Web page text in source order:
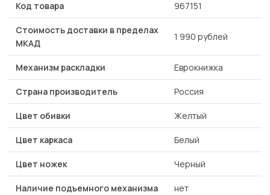
Код товара 967151
Стоимость доставки в пределах
МКАД
1 990 рублей
Механизм раскладки Еврокнижка
Страна производитель Россия
Цвет обивки Желтый
Цвет каркаса Белый
Цвет ножек Черный
Наличие подъемного механизма нет